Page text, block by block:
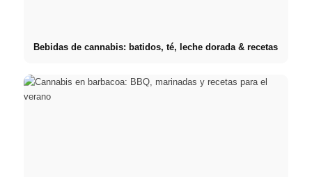
Bebidas de cannabis: batidos, té, leche dorada & recetas